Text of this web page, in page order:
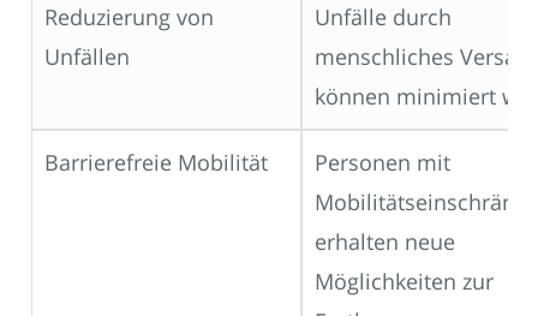
Reduzierung von
Unfällen
Unfälle durch
menschliches
können minimiert
Barrierefreie Mobilität
Personen mit
erhalten neue
Möglichkeiten zur